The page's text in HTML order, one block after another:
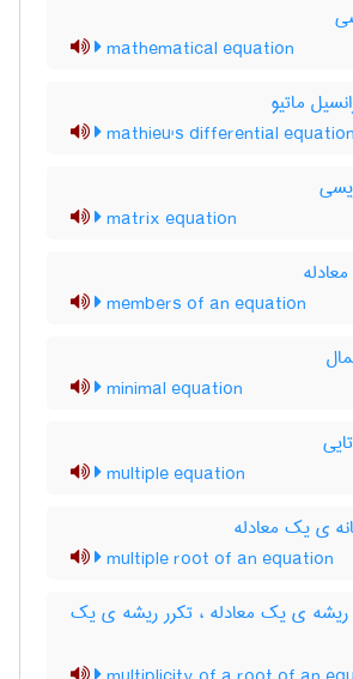
mathematical equation
ماتیو
mathieu's differential equation
matrix equation
members of an equation
minimal equation
multiple equation
ی یک معادله
multiple root of an equation
ریشه ی یک معادله ، تکرر ریشه ی یک